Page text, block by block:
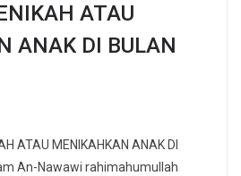
ATAU
ANAK DI BULAN
ATAU MENIKAHKAN ANAK DI
An-Nawawi rahimahumullah